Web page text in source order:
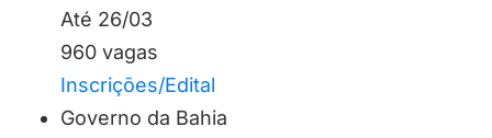
Até 26/03
960 vagas
Inscrições/Edital
Governo da Bahia